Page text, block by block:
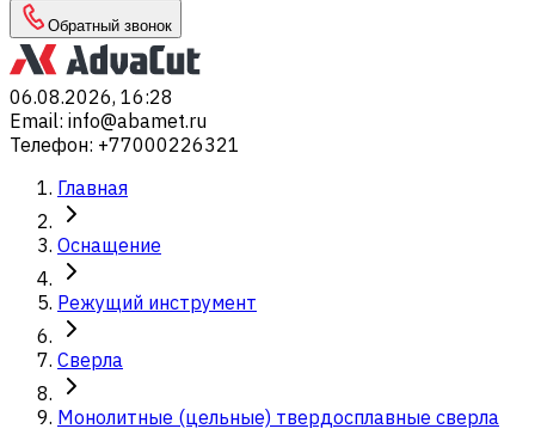
Обратный звонок
06.08.2026, 16:28
Email: info@abamet.ru
Телефон: +77000226321
Главная
Оснащение
Режущий инструмент
Сверла
Монолитные (цельные) твердосплавные сверла